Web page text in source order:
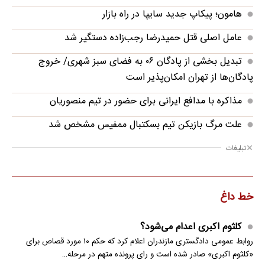
هامون؛ پیکاپ جدید سایپا در راه بازار
عامل اصلی قتل حمیدرضا رجب‌زاده دستگیر شد
تبدیل بخشی از پادگان ۰۶ به فضای سبز شهری/ خروج
پادگان‌ها از تهران امکان‌پذیر است
مذاکره با مدافع ایرانی برای حضور در تیم منصوریان
علت مرگ بازیکن تیم بسکتبال ممفیس مشخص شد
تبلیغات
خط داغ
کلثوم اکبری اعدام می‌شود؟
روابط عمومی دادگستری مازندران اعلام کرد که حکم ۱۰ مورد قصاص برای
«کلثوم اکبری» صادر شده است و رای پرونده متهم در مرحله…